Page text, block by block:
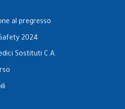
al pregresso
2024
Sostituti C.A.